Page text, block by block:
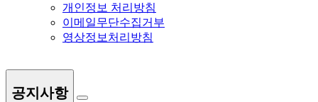
개인정보 처리방침
이메일무단수집거부
영상정보처리방침
공지사항